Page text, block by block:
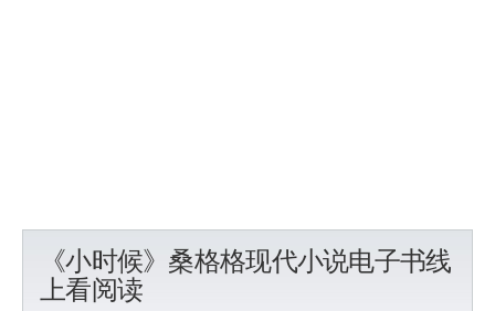
《小时候》桑格格现代小说电子书线
上看阅读